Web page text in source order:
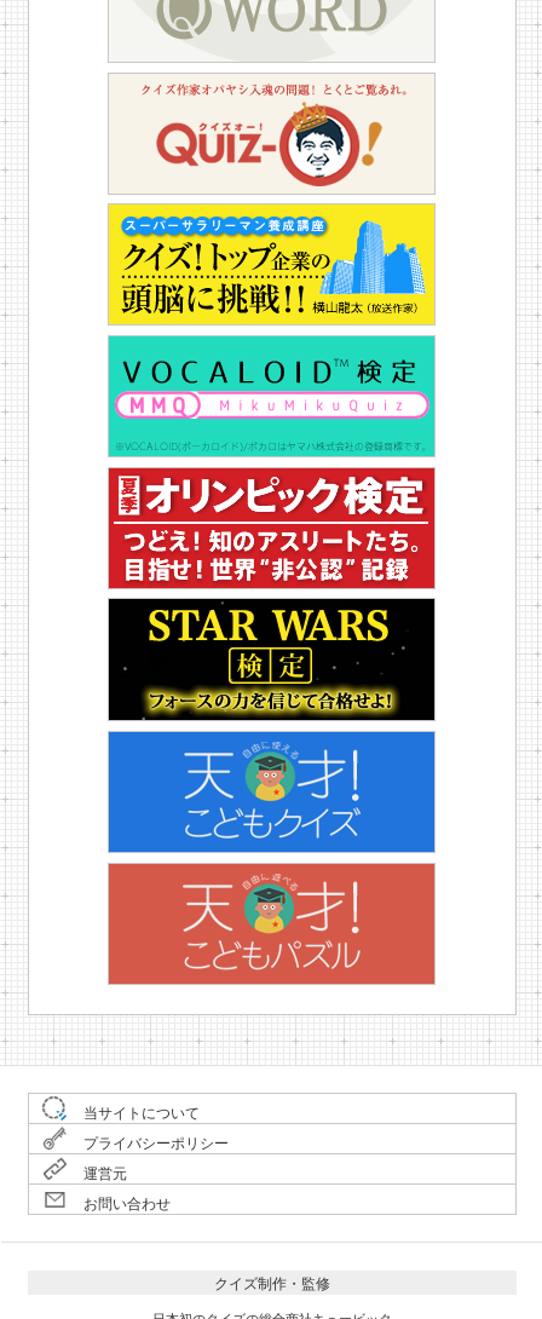
当サイトについて
プライバシーポリシー
運営元
お問い合わせ
クイズ制作・監修